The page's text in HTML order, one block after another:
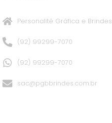
Personalitê Gráfica e Brindes
(92) 99299-7070
(92) 99299-7070
sac@pgbbrindes.com.br